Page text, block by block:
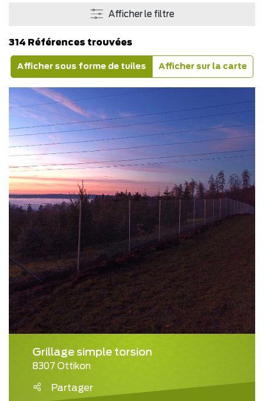
Afficher le filtre
314 Références trouvées
Afficher sous forme de tuiles Afficher sur la carte
Grillage simple torsion
8307 Ottikon
Partager